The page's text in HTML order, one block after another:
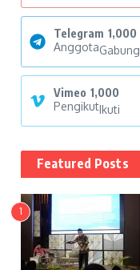
Telegram 1,000
AnggotaGabung
Vimeo 1,000
PengikutIkuti
Featured Posts
1